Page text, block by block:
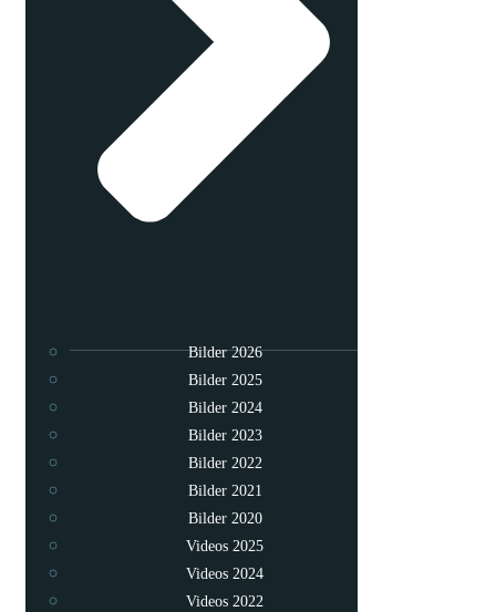
Bilder 2026
Bilder 2025
Bilder 2024
Bilder 2023
Bilder 2022
Bilder 2021
Bilder 2020
Videos 2025
Videos 2024
Videos 2022